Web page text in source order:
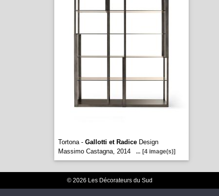
Tortona - Gallotti et RadiceDesign
Massimo Castagna, 2014
... [4 image(s)]
© 2026 Les Décorateurs du Sud